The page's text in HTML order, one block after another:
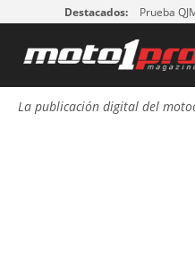
Destacados: Prueba
La publicación digital del